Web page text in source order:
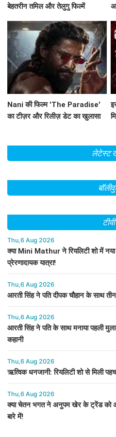
बेहतरीन तमिल और तेलुगु फिल्में
Nani की फिल्म 'The Paradise'
का टीज़र और रिलीज़ डेट का खुलासा
लेटेस्ट
टीवी
Thu,6 Aug 2026
क्या Mini Mathur ने रियलिटी शो में नया
प्रेरणादायक यात्रा!
Thu,6 Aug 2026
आरती सिंह ने पति दीपक चौहान के साथ
Thu,6 Aug 2026
आरती सिंह ने पति के साथ मनाया पहली
कहानी
Thu,6 Aug 2026
ऋत्विक धनजानी: रियलिटी शो से मिली
Thu,6 Aug 2026
क्या चेतन भगत ने अनुपम खेर के ट्रेंड को
बारे में!